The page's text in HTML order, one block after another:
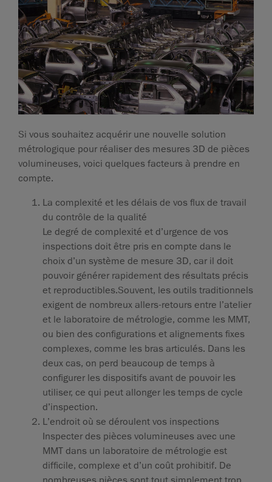
Si vous souhaitez acquérir une nouvelle solution
métrologique pour réaliser des mesures 3D de pièces
volumineuses, voici quelques facteurs à prendre en
compte.
La complexité et les délais de vos flux de travail
du contrôle de la qualité
Le degré de complexité et d’urgence de vos
inspections doit être pris en compte dans le
choix d’un système de mesure 3D, car il doit
pouvoir générer rapidement des résultats précis
et reproductibles.Souvent, les outils traditionnels
exigent de nombreux allers-retours entre l’atelier
et le laboratoire de métrologie, comme les MMT,
ou bien des configurations et alignements fixes
complexes, comme les bras articulés. Dans les
deux cas, on perd beaucoup de temps à
configurer les dispositifs avant de pouvoir les
utiliser, ce qui peut allonger les temps de cycle
d’inspection.
L’endroit où se déroulent vos inspections
Inspecter des pièces volumineuses avec une
MMT dans un laboratoire de métrologie est
difficile, complexe et d’un coût prohibitif. De